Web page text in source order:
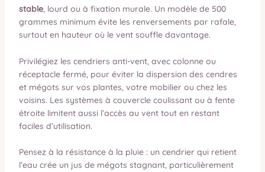
stable, lourd ou à fixation murale. Un modèle de 500
grammes minimum évite les renversements par rafale,
surtout en hauteur où le vent souffle davantage.
Privilégiez les cendriers anti-vent, avec colonne ou
réceptacle fermé, pour éviter la dispersion des cendres
et mégots sur vos plantes, votre mobilier ou chez les
voisins. Les systèmes à couvercle coulissant ou à fente
étroite limitent aussi l’accès au vent tout en restant
faciles d’utilisation.
Pensez à la résistance à la pluie : un cendrier qui retient
l’eau crée un jus de mégots stagnant, particulièrement